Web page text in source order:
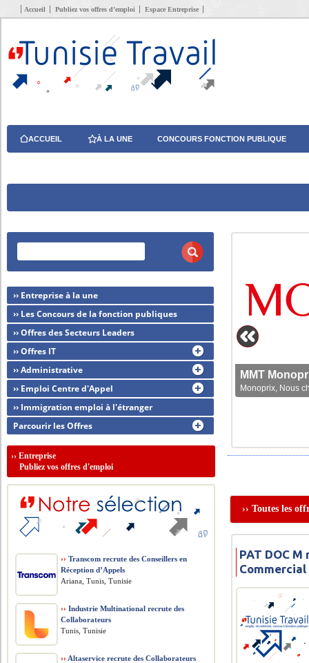
Accueil Publiez vos offres d’emploi Espace Entreprise
ACCUEIL À LA UNE CONCOURS FONCTION PUBLIQUE
MMT
Monoprix, Nous
›› Toutes les
PAT DOC
Commercial
›› Entreprise à la une
›› Les Concours de la fonction publiques
›› Offres des Secteurs Leaders
›› Offres IT
›› Administrative
›› Emploi Centre d'Appel
›› Immigration emploi à l'étranger
Parcourir les Offres
››Entreprise
Publiez vos offres d'emploi
›› Transcom recrute des Conseillers en
Réception d’Appels
Ariana, Tunis, Tunisie
›› Industrie Multinational recrute des
Collaborateurs
Tunis, Tunisie
›› Altaservice recrute des Collaborateurs